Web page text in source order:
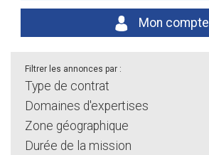
Mon compte
Filtrer les annonces par :
Type de contrat
Domaines d'expertises
Zone géographique
Durée de la mission